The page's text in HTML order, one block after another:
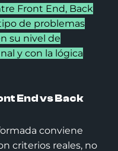
Front End, Back
de problemas
su nivel de
y con la lógica
End vs Back
conviene
criterios reales, no